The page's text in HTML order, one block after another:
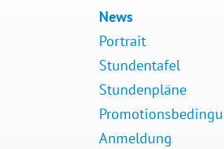
News
Portrait
Stundentafel
Stundenpläne
Anmeldung